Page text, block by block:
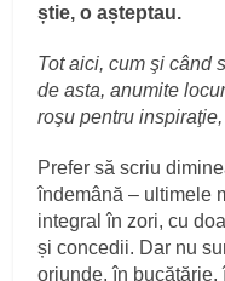
știe, o așteptau.
Tot aici, cum şi când
de asta, anumite
roşu pentru
Prefer să scriu
îndemână – ultimele
integral în zori, cu
și concedii. Dar nu
oriunde, în bucătărie,